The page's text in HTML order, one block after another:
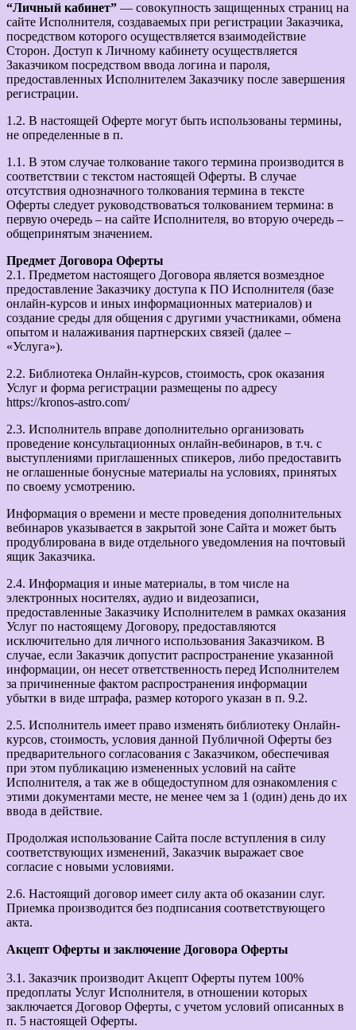
“Личный кабинет” — совокупность защищенных страниц на
сайте Исполнителя, создаваемых при регистрации Заказчика,
посредством которого осуществляется взаимодействие
Сторон. Доступ к Личному кабинету осуществляется
Заказчиком посредством ввода логина и пароля,
предоставленных Исполнителем Заказчику после завершения
регистрации.
1.2. В настоящей Оферте могут быть использованы термины,
не определенные в п.
1.1. В этом случае толкование такого термина производится в
соответствии с текстом настоящей Оферты. В случае
отсутствия однозначного толкования термина в тексте
Оферты следует руководствоваться толкованием термина: в
первую очередь – на сайте Исполнителя, во вторую очередь –
общепринятым значением.
Предмет Договора Оферты
2.1. Предметом настоящего Договора является возмездное
предоставление Заказчику доступа к ПО Исполнителя (базе
онлайн-курсов и иных информационных материалов) и
создание среды для общения с другими участниками, обмена
опытом и налаживания партнерских связей (далее –
«Услуга»).
2.2. Библиотека Онлайн-курсов, стоимость, срок оказания
Услуг и форма регистрации размещены по адресу
https://kronos-astro.com/
2.3. Исполнитель вправе дополнительно организовать
проведение консультационных онлайн-вебинаров, в т.ч. с
выступлениями приглашенных спикеров, либо предоставить
не оглашенные бонусные материалы на условиях, принятых
по своему усмотрению.
Информация о времени и месте проведения дополнительных
вебинаров указывается в закрытой зоне Сайта и может быть
продублирована в виде отдельного уведомления на почтовый
ящик Заказчика.
2.4. Информация и иные материалы, в том числе на
электронных носителях, аудио и видеозаписи,
предоставленные Заказчику Исполнителем в рамках оказания
Услуг по настоящему Договору, предоставляются
исключительно для личного использования Заказчиком. В
случае, если Заказчик допустит распространение указанной
информации, он несет ответственность перед Исполнителем
за причиненные фактом распространения информации
убытки в виде штрафа, размер которого указан в п. 9.2.
2.5. Исполнитель имеет право изменять библиотеку Онлайн-
курсов, стоимость, условия данной Публичной Оферты без
предварительного согласования с Заказчиком, обеспечивая
при этом публикацию измененных условий на сайте
Исполнителя, а так же в общедоступном для ознакомления с
этими документами месте, не менее чем за 1 (один) день до их
ввода в действие.
Продолжая использование Сайта после вступления в силу
соответствующих изменений, Заказчик выражает свое
согласие с новыми условиями.
2.6. Настоящий договор имеет силу акта об оказании слуг.
Приемка производится без подписания соответствующего
акта.
Акцепт Оферты и заключение Договора Оферты
3.1. Заказчик производит Акцепт Оферты путем 100%
предоплаты Услуг Исполнителя, в отношении которых
заключается Договор Оферты, с учетом условий описанных в
п. 5 настоящей Оферты.